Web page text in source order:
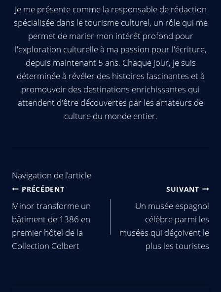
Je me présente comme la responsable de rédaction
spécialisée dans le tourisme culturel, un rôle qui me
permet de marier mon intérêt profond pour
l'exploration culturelle à ma passion pour l'écriture,
depuis maintenant 5 ans. Chaque jour, je suis
déterminée à révéler des histoires fascinantes et à
promouvoir des destinations enrichissantes qui
attendent d'être découvertes par les amateurs de
culture du monde entier.
Navigation de l’article
PRÉCÉDENT
Minor transforme un
bâtiment de 1386 en
premier hôtel de la
Collection Colbert
SUIVANT
Un musée espagnol
célèbre parmi les
musées qui déçoivent le
plus les touristes